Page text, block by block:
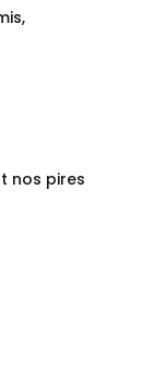
nos pires